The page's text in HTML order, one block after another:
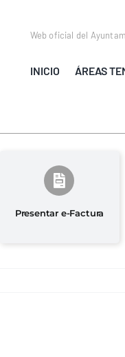
Web oficial del
INICIO ÁREAS
Presentar e-Factura